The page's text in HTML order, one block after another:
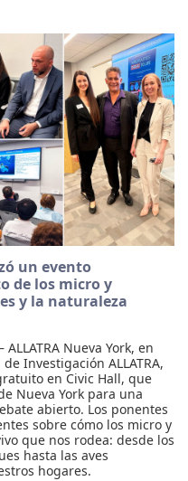
un evento
de los micro y
y la naturaleza
Nueva York, en
Investigación ALLATRA,
en Civic Hall, que
Nueva York para una
abierto. Los ponentes
sobre cómo los micro y
que nos rodea: desde los
hasta las aves
hogares.